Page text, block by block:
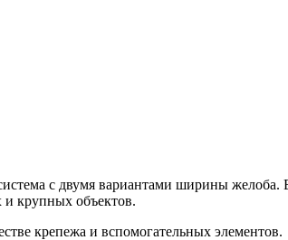
с двумя вариантами ширины желоба.
и крупных объектов.
крепежа и вспомогательных элементов.